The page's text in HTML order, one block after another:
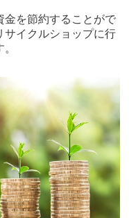
金を節約することがで
サイクルショップに行